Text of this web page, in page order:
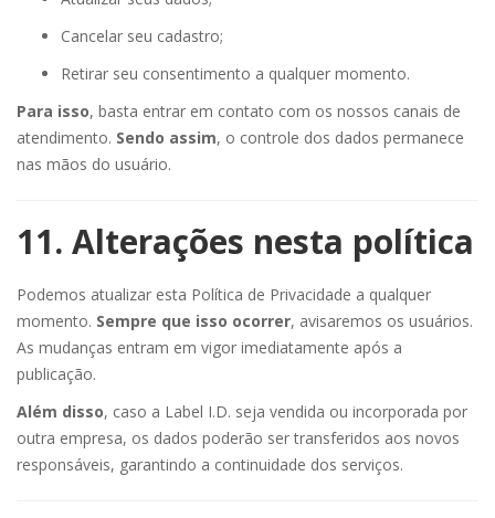
Cancelar seu cadastro;
Retirar seu consentimento a qualquer momento.
Para isso, basta entrar em contato com os nossos canais de
atendimento. Sendo assim, o controle dos dados permanece
nas mãos do usuário.
11. Alterações nesta política
Podemos atualizar esta Política de Privacidade a qualquer
momento. Sempre que isso ocorrer, avisaremos os usuários.
As mudanças entram em vigor imediatamente após a
publicação.
Além disso, caso a Label I.D. seja vendida ou incorporada por
outra empresa, os dados poderão ser transferidos aos novos
responsáveis, garantindo a continuidade dos serviços.